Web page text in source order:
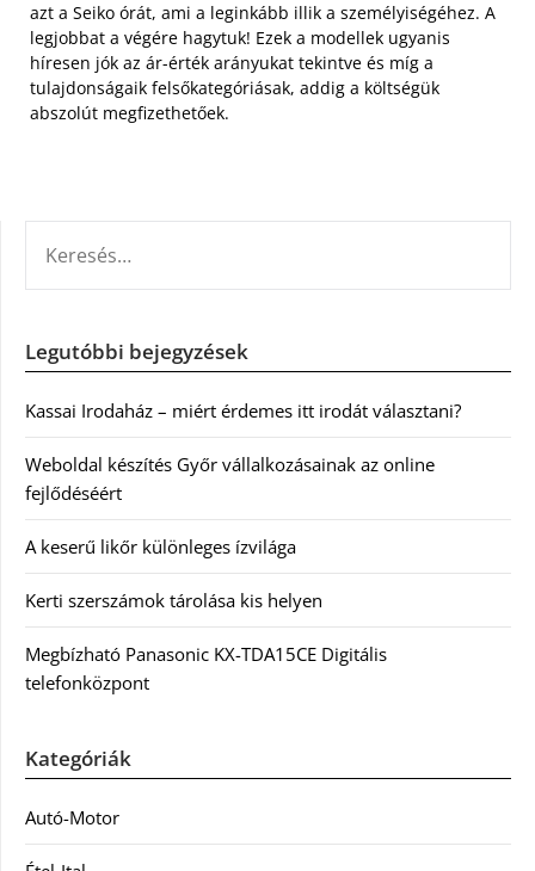
azt a Seiko órát, ami a leginkább illik a személyiségéhez. A
legjobbat a végére hagytuk! Ezek a modellek ugyanis
híresen jók az ár-érték arányukat tekintve és míg a
tulajdonságaik felsőkategóriásak, addig a költségük
abszolút megfizethetőek.
Legutóbbi bejegyzések
Kassai Irodaház – miért érdemes itt irodát választani?
Weboldal készítés Győr vállalkozásainak az online
fejlődéséért
A keserű likőr különleges ízvilága
Kerti szerszámok tárolása kis helyen
Megbízható Panasonic KX-TDA15CE Digitális
telefonközpont
Kategóriák
Autó-Motor